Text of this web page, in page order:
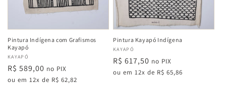
Pintura Indígena com Grafismos
Kayapó
Fabricante:
KAYAPÓ
Preço
normal
R$ 589,00 no PIX
ou em 12x de R$ 62,82
Pintura Kayapó Indígena
Fabricante:
KAYAPÓ
Preço
normal
R$ 617,50 no PIX
ou em 12x de R$ 65,86